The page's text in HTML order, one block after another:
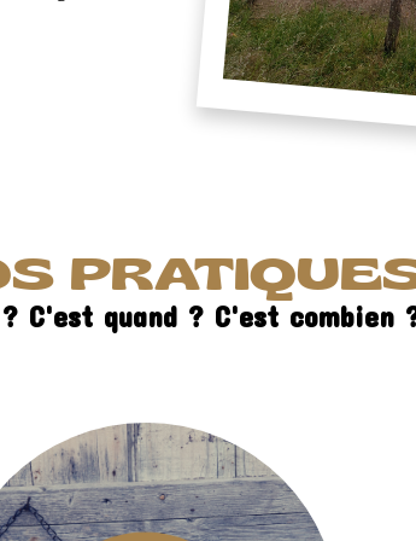
C'est quand ? C'est combien